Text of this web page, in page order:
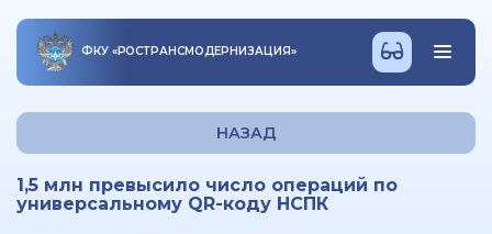
ФКУ «РОСТРАНСМОДЕРНИЗАЦИЯ»
НАЗАД
1,5 млн превысило число операций по
универсальному QR-коду НСПК